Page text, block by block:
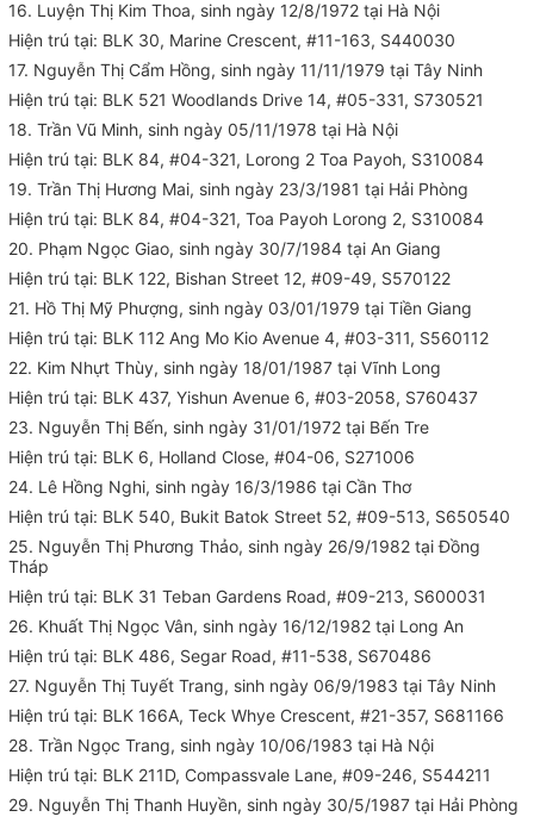
16. Luyện Thị Kim Thoa, sinh ngày 12/8/1972 tại Hà Nội
Hiện trú tại: BLK 30, Marine Crescent, #11-163, S440030
17. Nguyễn Thị Cẩm Hồng, sinh ngày 11/11/1979 tại Tây Ninh
Hiện trú tại: BLK 521 Woodlands Drive 14, #05-331, S730521
18. Trần Vũ Minh, sinh ngày 05/11/1978 tại Hà Nội
Hiện trú tại: BLK 84, #04-321, Lorong 2 Toa Payoh, S310084
19. Trần Thị Hương Mai, sinh ngày 23/3/1981 tại Hải Phòng
Hiện trú tại: BLK 84, #04-321, Toa Payoh Lorong 2, S310084
20. Phạm Ngọc Giao, sinh ngày 30/7/1984 tại An Giang
Hiện trú tại: BLK 122, Bishan Street 12, #09-49, S570122
21. Hồ Thị Mỹ Phượng, sinh ngày 03/01/1979 tại Tiền Giang
Hiện trú tại: BLK 112 Ang Mo Kio Avenue 4, #03-311, S560112
22. Kim Nhựt Thùy, sinh ngày 18/01/1987 tại Vĩnh Long
Hiện trú tại: BLK 437, Yishun Avenue 6, #03-2058, S760437
23. Nguyễn Thị Bến, sinh ngày 31/01/1972 tại Bến Tre
Hiện trú tại: BLK 6, Holland Close, #04-06, S271006
24. Lê Hồng Nghi, sinh ngày 16/3/1986 tại Cần Thơ
Hiện trú tại: BLK 540, Bukit Batok Street 52, #09-513, S650540
25. Nguyễn Thị Phương Thảo, sinh ngày 26/9/1982 tại Đồng
Tháp
Hiện trú tại: BLK 31 Teban Gardens Road, #09-213, S600031
26. Khuất Thị Ngọc Vân, sinh ngày 16/12/1982 tại Long An
Hiện trú tại: BLK 486, Segar Road, #11-538, S670486
27. Nguyễn Thị Tuyết Trang, sinh ngày 06/9/1983 tại Tây Ninh
Hiện trú tại: BLK 166A, Teck Whye Crescent, #21-357, S681166
28. Trần Ngọc Trang, sinh ngày 10/06/1983 tại Hà Nội
Hiện trú tại: BLK 211D, Compassvale Lane, #09-246, S544211
29. Nguyễn Thị Thanh Huyền, sinh ngày 30/5/1987 tại Hải Phòng